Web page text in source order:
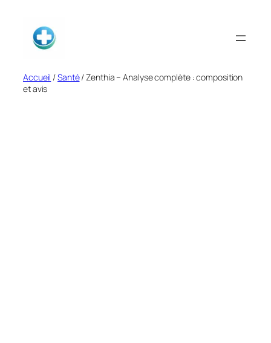
contenu
Accueil /Santé/ Zenthia – Analyse complète : composition
et avis